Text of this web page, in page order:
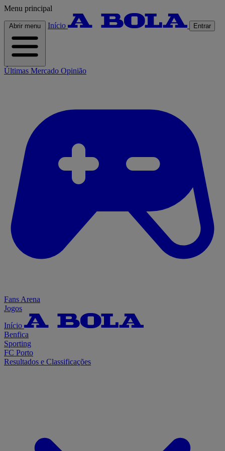
Menu principal
Abrir menu Início Entrar
Últimas Mercado Opinião
Fans Arena
Jogos
Início
Benfica
Sporting
FC Porto
Resultados e Classificações